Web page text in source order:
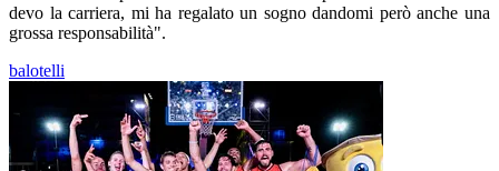
devo la carriera, mi ha regalato un sogno dandomi però anche una
grossa responsabilità".
balotelli